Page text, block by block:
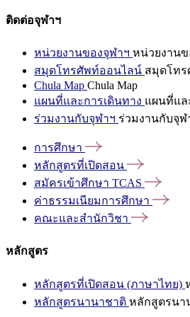
ติดต่อจุฬาฯ
หน่วยงานของจุฬาฯ หน่วยงานข
สมุดโทรศัพท์ออนไลน์ สมุดโท
Chula Map Chula Map
แผนที่และการเดินทาง แผนที่แล
ร่วมงานกับจุฬาฯ ร่วมงานกับจุฬ
การศึกษา
หลักสูตรที่เปิดสอน
สมัครเข้าศึกษา TCAS
ค่าธรรมเนียมการศึกษา
คณะและสำนักวิชา
หลักสูตร
หลักสูตรที่เปิดสอน (ภาษาไทย)
หลักสูตรนานาชาติ หลักสูตรนา